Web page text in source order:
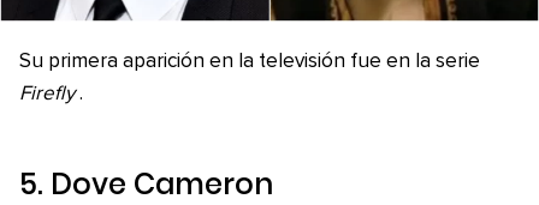
Su primera aparición en la televisión fue en la serie
Firefly .
5. Dove Cameron